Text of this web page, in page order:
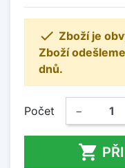
 Zboží je
Zboží
dnů.
Počet −
